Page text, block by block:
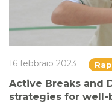
16 febbraio 2023
Active Breaks and
strategies for